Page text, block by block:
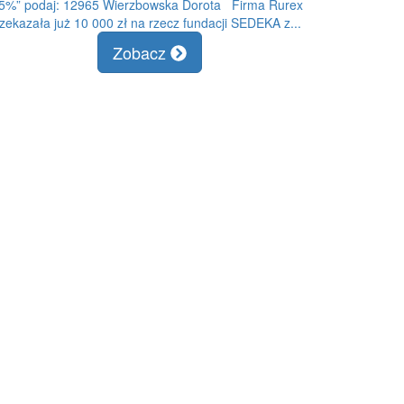
podaj: 12965 Wierzbowska Dorota Firma Rurex
już 10 000 zł na rzecz fundacji SEDEKA z...
Zobacz